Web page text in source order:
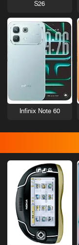
S26
Infinix Note 60